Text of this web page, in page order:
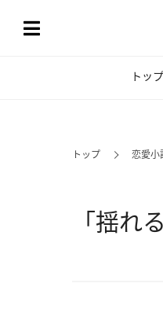
トップ
トップ 恋愛小
「揺れ